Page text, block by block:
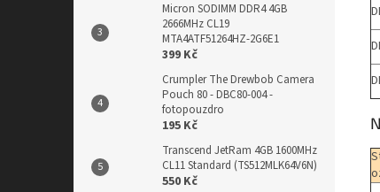
Micron SODIMM DDR4 4GB
2666MHz CL19
MTA4ATF51264HZ-2G6E1
399 Kč
Crumpler The Drewbob Camera
Pouch 80 - DBC80-004 -
fotopouzdro
195 Kč
Transcend JetRam 4GB 1600MHz
CL11 Standard (TS512MLK64V6N)
550 Kč